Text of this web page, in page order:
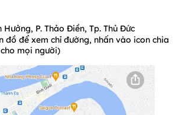
Hưởng, P. Thảo Điền, Tp. Thủ Đức
đồ để xem chỉ đường, nhấn vào icon chia
mọi người)